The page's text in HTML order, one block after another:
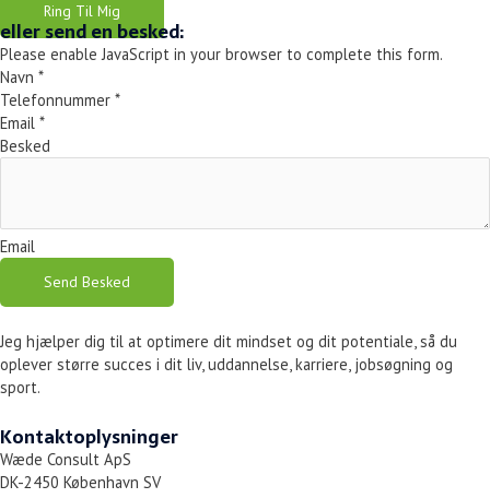
Ring Til Mig
eller send en besked:
Please enable JavaScript in your browser to complete this form.
Navn *
Telefonnummer *
Email *
Besked
Email
Send Besked
Jeg hjælper dig til at optimere dit mindset og dit potentiale, så du
oplever større succes i dit liv, uddannelse, karriere, jobsøgning og
sport.
Kontaktoplysninger
Wæde Consult ApS
DK-2450 København SV